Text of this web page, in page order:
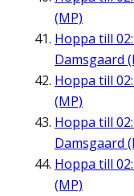
(MP)
Hoppa till
Damsgaard
Hoppa till
(MP)
Hoppa till
Damsgaard
Hoppa till
(MP)